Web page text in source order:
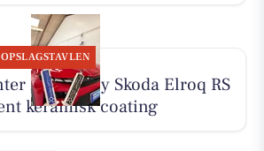
OPSLAGSTAVLEN
klargør ny Skoda Elroq RS
keramisk coating